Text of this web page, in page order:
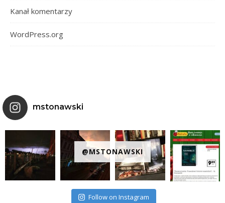
Kanał komentarzy
WordPress.org
@MSTONAWSKI
mstonawski
Follow on Instagram